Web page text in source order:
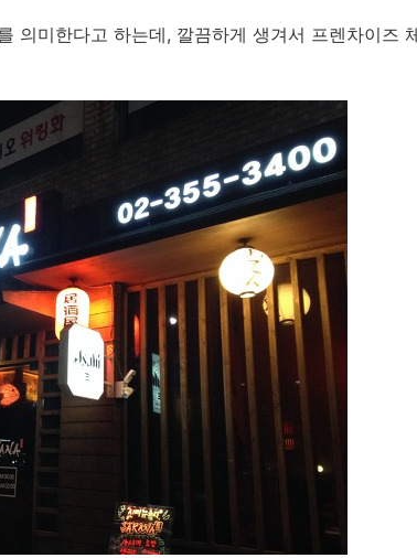
의미한다고 하는데, 깔끔하게 생겨서 프렌차이즈